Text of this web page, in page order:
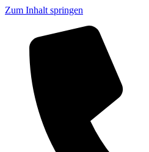
Zum Inhalt springen